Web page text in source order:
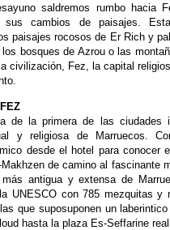
saldremos rumbo hacia
cambios de paisajes.
paisajes rocosos de Er Rich y
bosques de Azrou o las
civilización, Fez, la capital
de la primera de las ciudades
y religiosa de Marruecos.
desde el hotel para conocer
de camino al fascinante
antigua y extensa de
UNESCO con 785 mezquitas y
que suposuponen un
hasta la plaza Es-Seffarine